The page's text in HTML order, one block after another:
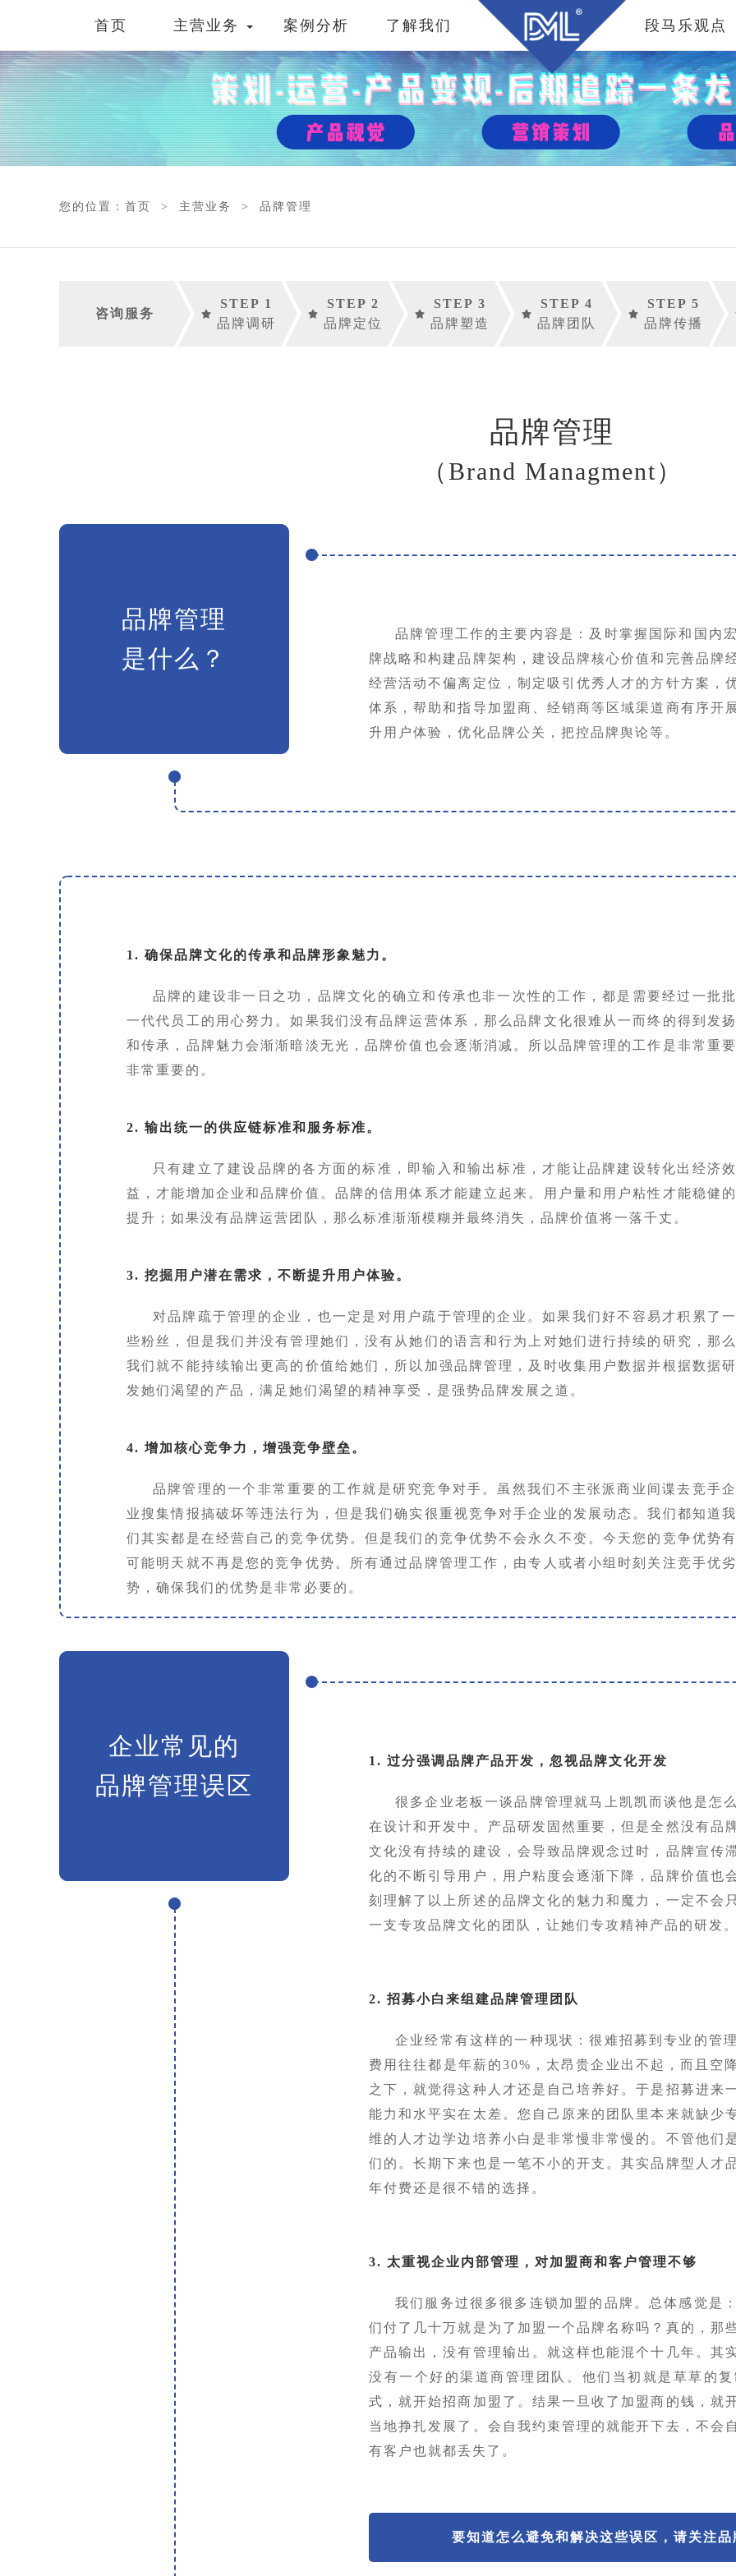
首页 主营业务 案例分析 了解我们 段马乐观点
您的位置： 首页 > 主营业务 > 品牌管理
咨询服务
STEP 1
品牌调研
STEP 2
品牌定位
STEP 3
品牌塑造
STEP 4
品牌团队
STEP 5
品牌传播
品牌管理
（Brand Managment）
品牌管理
是什么？
品牌管理工作的主要内容是：及时掌握国际和国内
牌战略和构建品牌架构，建设品牌核心价值和完善品牌
经营活动不偏离定位，制定吸引优秀人才的方针方案，
体系，帮助和指导加盟商、经销商等区域渠道商有序开
升用户体验，优化品牌公关，把控品牌舆论等。
1. 确保品牌文化的传承和品牌形象魅力。
品牌的建设非一日之功，品牌文化的确立和传承也非一次性的工作，都是需要经过一批批
一代代员工的用心努力。如果我们没有品牌运营体系，那么品牌文化很难从一而终的得到发扬
和传承，品牌魅力会渐渐暗淡无光，品牌价值也会逐渐消减。所以品牌管理的工作是非常重要
非常重要的。
2. 输出统一的供应链标准和服务标准。
只有建立了建设品牌的各方面的标准，即输入和输出标准，才能让品牌建设转化出经济效
益，才能增加企业和品牌价值。品牌的信用体系才能建立起来。用户量和用户粘性才能稳健的
提升；如果没有品牌运营团队，那么标准渐渐模糊并最终消失，品牌价值将一落千丈。
3. 挖掘用户潜在需求，不断提升用户体验。
对品牌疏于管理的企业，也一定是对用户疏于管理的企业。如果我们好不容易才积累了一
些粉丝，但是我们并没有管理她们，没有从她们的语言和行为上对她们进行持续的研究，那么
我们就不能持续输出更高的价值给她们，所以加强品牌管理，及时收集用户数据并根据数据研
发她们渴望的产品，满足她们渴望的精神享受，是强势品牌发展之道。
4. 增加核心竞争力，增强竞争壁垒。
品牌管理的一个非常重要的工作就是研究竞争对手。虽然我们不主张派商业间谍去竞手企
业搜集情报搞破坏等违法行为，但是我们确实很重视竞争对手企业的发展动态。我们都知道我
们其实都是在经营自己的竞争优势。但是我们的竞争优势不会永久不变。今天您的竞争优势有
可能明天就不再是您的竞争优势。所有通过品牌管理工作，由专人或者小组时刻关注竞手优劣
势，确保我们的优势是非常必要的。
企业常见的
品牌管理误区
1. 过分强调品牌产品开发，忽视品牌文化开发
很多企业老板一谈品牌管理就马上凯凯而谈他是怎
在设计和开发中。产品研发固然重要，但是全然没有品
文化没有持续的建设，会导致品牌观念过时，品牌宣传
化的不断引导用户，用户粘度会逐渐下降，品牌价值也
刻理解了以上所述的品牌文化的魅力和魔力，一定不会
一支专攻品牌文化的团队，让她们专攻精神产品的研发。
2. 招募小白来组建品牌管理团队
企业经常有这样的一种现状：很难招募到专业的管
费用往往都是年薪的30%，太昂贵企业出不起，而且空
之下，就觉得这种人才还是自己培养好。于是招募进来
能力和水平实在太差。您自己原来的团队里本来就缺少
维的人才边学边培养小白是非常慢非常慢的。不管他们
们的。长期下来也是一笔不小的开支。其实品牌型人才
年付费还是很不错的选择。
3. 太重视企业内部管理，对加盟商和客户管理不够
我们服务过很多很多连锁加盟的品牌。总体感觉是
们付了几十万就是为了加盟一个品牌名称吗？真的，那
产品输出，没有管理输出。就这样也能混个十几年。其
没有一个好的渠道商管理团队。他们当初就是草草的
式，就开始招商加盟了。结果一旦收了加盟商的钱，就
当地挣扎发展了。会自我约束管理的就能开下去，不会
有客户也就都丢失了。
要知道怎么避免和解决这些误区，请关注品